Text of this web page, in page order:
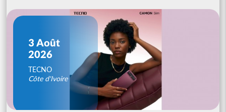
3 Août
2026
TECNO
Côte d'Ivoire